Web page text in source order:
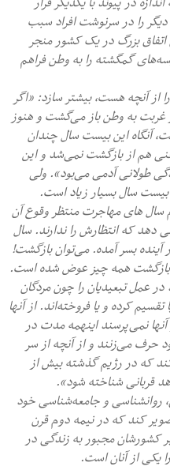
را در سرنوشت افراد سبب
بزرگ در یک کشور منجر
گمگشته را به وطن فراهم
از آنچه هست، بیشتر سازد: «اگر
به وطن باز می‌گشت و هنوز
آنگاه این بیست سال چندان
هم از بازگشت نمی‌شد و این
طولانی آدمی می‌بود». ولی
بیست سال بسیار زیاد است.
سال های مهاجرت منتظر وقوع آن
دهد که انتظارش را ندارند. سال
آینده بسر آمده. می‌توان بازگشت!
بازگشت همه چیز عوض شده است.
در عمل تبعیدیان را چون مردگان
تقسیم کرده و یا فروخته‌اند. از آنها
نمی‌پرسند اینهمه مدت در
حرف می‌زنند و از آنچه از سر
که در رژیم گذشته بیش از
قربانی شناخته شود».
روانشناسی و جامعه‌شناسی خود
کند که در نیمه دوم قرن
کشورشان مجبور به زندگی در
یکی از آنان است.